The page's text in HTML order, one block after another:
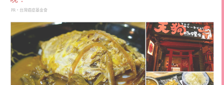
PR・台灣癌症基金會